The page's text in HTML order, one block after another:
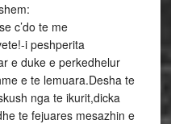
c’do te me
i peshperita
e duke e perkedhelur
e te lemuara.Desha te
nga te ikurit,dicka
te fejuares mesazhin e